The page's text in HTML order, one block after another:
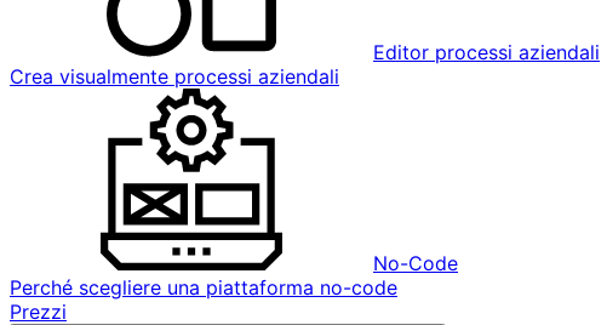
Editor processi aziendali
Crea visualmente processi aziendali
No-Code
Perché scegliere una piattaforma no-code
Prezzi